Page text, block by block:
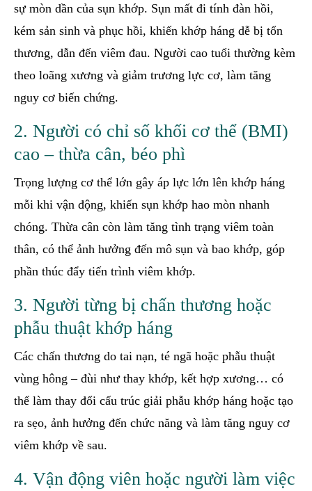
sự mòn dần của sụn khớp. Sụn mất đi tính đàn hồi,
kém sản sinh và phục hồi, khiến khớp háng dễ bị tổn
thương, dẫn đến viêm đau. Người cao tuổi thường kèm
theo loãng xương và giảm trương lực cơ, làm tăng
nguy cơ biến chứng.
2. Người có chỉ số khối cơ thể (BMI)
cao – thừa cân, béo phì
Trọng lượng cơ thể lớn gây áp lực lớn lên khớp háng
mỗi khi vận động, khiến sụn khớp hao mòn nhanh
chóng. Thừa cân còn làm tăng tình trạng viêm toàn
thân, có thể ảnh hưởng đến mô sụn và bao khớp, góp
phần thúc đẩy tiến trình viêm khớp.
3. Người từng bị chấn thương hoặc
phẫu thuật khớp háng
Các chấn thương do tai nạn, té ngã hoặc phẫu thuật
vùng hông – đùi như thay khớp, kết hợp xương… có
thể làm thay đổi cấu trúc giải phẫu khớp háng hoặc tạo
ra sẹo, ảnh hưởng đến chức năng và làm tăng nguy cơ
viêm khớp về sau.
4. Vận động viên hoặc người làm việc